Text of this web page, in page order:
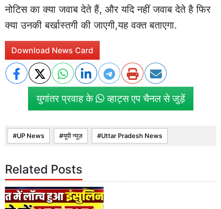
नोटिस का क्या जवाब देते हैं, और यदि नहीं जवाब देते है फिर
क्या उनकी बर्खास्तगी की जाएगी,यह वक्त बताएगा.
Download News Card
युगांतर प्रवाह के व्हाट्स एप चैनल से जुड़ें
UP News यूपी न्यूज़ Uttar Pradesh News
Related Posts